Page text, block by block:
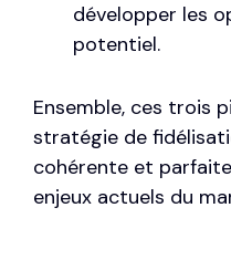
développer les
potentiel.
Ensemble, ces trois
stratégie de
cohérente et
enjeux actuels du